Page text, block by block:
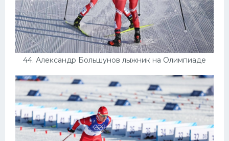
44. Александр Большунов лыжник на Олимпиаде